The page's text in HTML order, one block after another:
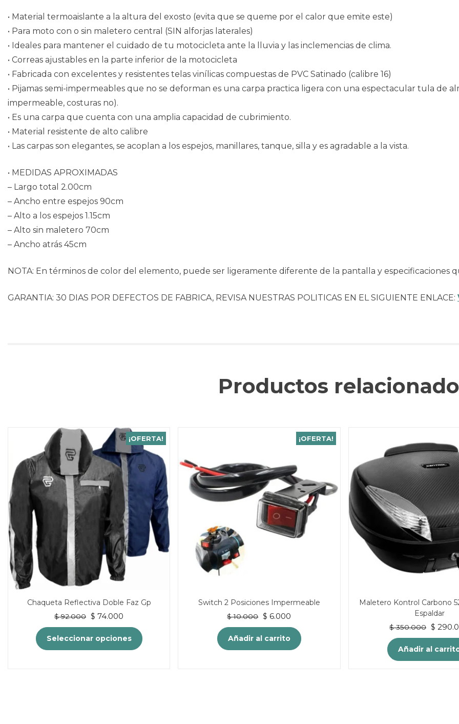
• Material termoaislante a la altura del exosto (evita que se queme por el calor que emite este)
• Para moto con o sin maletero central (SIN alforjas laterales)
• Ideales para mantener el cuidado de tu motocicleta ante la lluvia y las inclemencias de clima.
• Correas ajustables en la parte inferior de la motocicleta
• Fabricada con excelentes y resistentes telas vinílicas compuestas de PVC Satinado (calibre 16)
• Pijamas semi-impermeables que no se deforman es una carpa practica ligera con una espectacular tula de
impermeable, costuras no).
• Es una carpa que cuenta con una amplia capacidad de cubrimiento.
• Material resistente de alto calibre
• Las carpas son elegantes, se acoplan a los espejos, manillares, tanque, silla y es agradable a la vista.
• MEDIDAS APROXIMADAS
– Largo total 2.00cm
– Ancho entre espejos 90cm
– Alto a los espejos 1.15cm
– Alto sin maletero 70cm
– Ancho atrás 45cm
NOTA: En términos de color del elemento, puede ser ligeramente diferente de la pantalla y especificaciones
GARANTIA: 30 DIAS POR DEFECTOS DE FABRICA, REVISA NUESTRAS POLITICAS EN EL SIGUIENTE ENLACE:
Productos
¡OFERTA!
Chaqueta Reflectiva Doble Faz Gp
$92.000
El
precio
original
era:
$ 74.000
precio
actual
es:
Seleccionar opciones
¡OFERTA!
Switch 2 Posiciones Impermeable
$10.000
El
precio
original
era:
$ 6.000
precio
actual
es:
Añadir al carrito
Maletero Kontrol Carbono
Espaldar
$350.000
El
precio
original
era:
$
Añadir al